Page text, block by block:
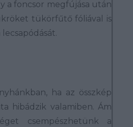
a foncsor megfújása után
tükörfűtő fóliával is
ha az összkép
hibádzik valamiben. Ám
csempészhetünk a